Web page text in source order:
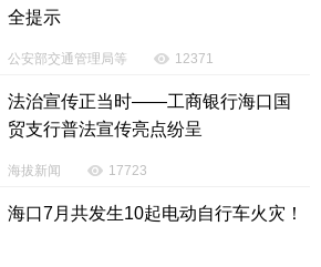
全提示
公安部交通管理局等 12371
法治宣传正当时——工商银行海口国
贸支行普法宣传亮点纷呈
海拔新闻 17723
海口7月共发生10起电动自行车火灾！